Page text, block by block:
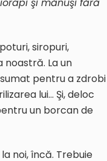
siropuri,
noastră. La un
pentru a zdrobi
lui… Şi, deloc
un borcan de
noi, încă. Trebuie